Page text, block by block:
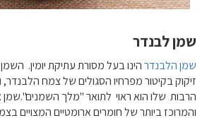
שמן לבנדר
שמן הלבנדרהינו בעל מסורת עתיקת יומין.
זיקוק בקיטור מפרחיו הסגולים של צמח הלבנדר,
הרבות שלו הוא ראוי לתואר "מלך השמנים".שמן
והמרוכז ביותר של חומרים ארומטיים המצויים